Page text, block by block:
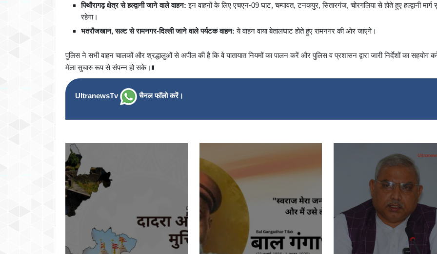
पिथौरागढ़ क्षेत्र से हल्द्वानी जाने वाले वाहन: इन वाहनों के लिए एचएन-09 घाट, चम्पावत, टनकपुर, सितारगंज, चोरगलिया से होते हुए हल्द्वानी मार्ग
रहेगा।
भतरौजखान, सल्ट से रामनगर-दिल्ली जाने वाले पर्यटक वाहन: ये वाहन वाया बेतालघाट होते हुए रामनगर की ओर जाएंगे।
पुलिस ने सभी वाहन चालकों और श्रद्धालुओं से अपील की है कि वे यातायात नियमों का पालन करें और पुलिस व प्रशासन द्वारा जारी निर्देशों का सहयोग
मेला सुचारु रूप से संपन्न हो सके।∎
UltranewsTv चैनल फॉलो करें।